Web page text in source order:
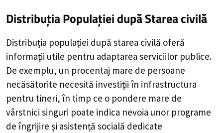
Distribuția Populațieidupă Starea civilă
Distribuția populației după starea civilă oferă
informații utile pentru adaptarea serviciilor publice.
De exemplu, un procentaj mare de persoane
necăsătorite necesită investiții în infrastructura
pentru tineri, în timp ce o pondere mare de
vârstnici singuri poate indica nevoia unor programe
de îngrijire și asistență socială dedicate